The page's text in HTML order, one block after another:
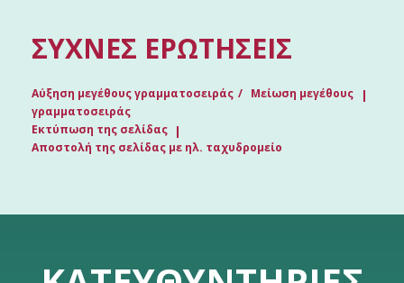
ΣΥΧΝΈΣ ΕΡΩΤΉΣΕΙΣ
Αύξηση μεγέθους γραμματοσειράς
Μείωση μεγέθους
γραμματοσειράς
Εκτύπωση της σελίδας
Αποστολή της σελίδας με ηλ. ταχυδρομείο